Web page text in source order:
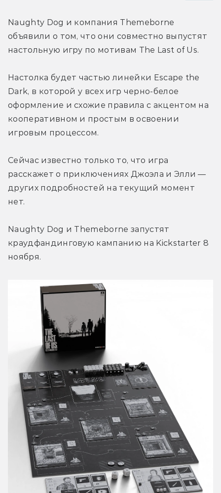
Naughty Dog и компания Themeborne
объявили о том, что они совместно выпустят
настольную игру по мотивам The Last of Us.
Настолка будет частью линейки Escape the
Dark, в которой у всех игр черно-белое
оформление и схожие правила с акцентом на
кооперативном и простым в освоении
игровым процессом.
Сейчас известно только то, что игра
расскажет о приключениях Джоэла и Элли —
других подробностей на текущий момент
нет.
Naughty Dog и Themeborne запустят
краудфандинговую кампанию на Kickstarter 8
ноября.